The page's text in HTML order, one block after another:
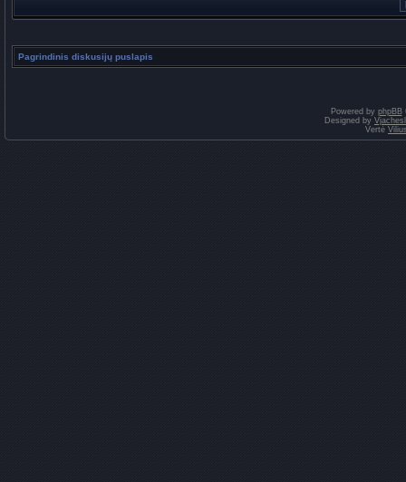
Pagrindinis diskusijų puslapis
Powered by phpBB
Designed by
Vertė